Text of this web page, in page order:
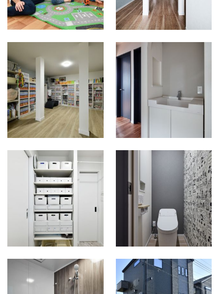
大満足の収納量
たくさんの本がき
れいに収まってま
す！
家族それぞれの名
前がラベリングさ
れています
子供たちも迷わず
自分の箱にしまえ
ます